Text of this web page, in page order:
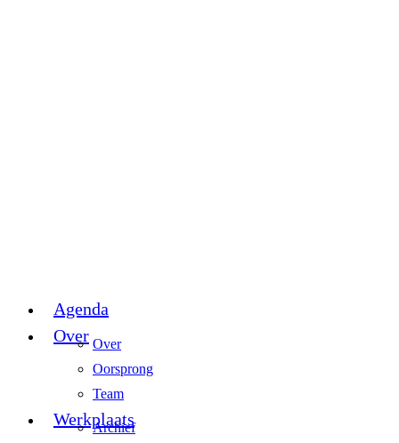
Agenda
Over Over
Oorsprong
Team
Werkplaats
Archief